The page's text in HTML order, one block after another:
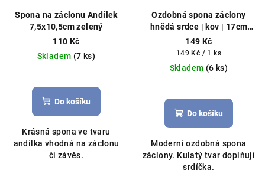
Spona na záclonu Andílek
7,5x10,5cm zelený
110 Kč
Skladem (7 ks)
Do košíku
Krásná spona ve tvaru
andílka vhodná na záclonu
či závěs.
Ozdobná spona záclony
hnědá srdce | kov | 17cm
Srdcový vzor, kovová
149 Kč
Měrná
cena:
149 Kč / 1 ks
Skladem (6 ks)
Do košíku
Moderní ozdobná spona
záclony. Kulatý tvar doplňují
srdíčka.